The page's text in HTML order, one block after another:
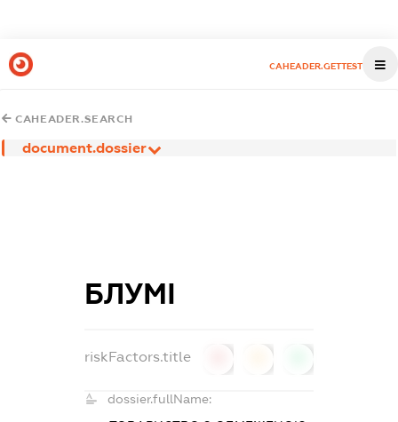
CAHEADER.GETTEST
CAHEADER.SEARCH
document.dossier
БЛУМІ
riskFactors.title
dossier.fullName: